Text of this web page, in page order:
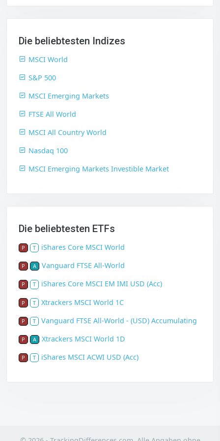
Die beliebtesten Indizes
MSCI World
S&P 500
MSCI Emerging Markets
FTSE All World
MSCI All Country World
Nasdaq 100
MSCI Emerging Markets Investible Market
Die beliebtesten ETFs
P T iShares Core MSCI World
P A Vanguard FTSE All-World
P T iShares Core MSCI EM IMI USD (Acc)
P T Xtrackers MSCI World 1C
P T Vanguard FTSE All-World - (USD) Accumulating
P A Xtrackers MSCI World 1D
P T iShares MSCI ACWI USD (Acc)